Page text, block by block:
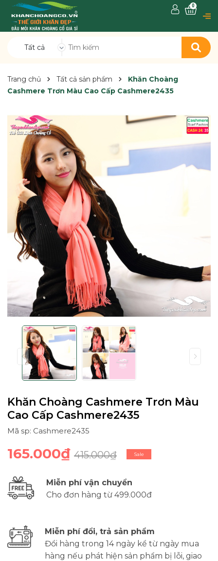
Tất cả
0
Trang chủ Tất cả sản phẩm
Khăn Choàng
Cashmere Trơn Màu Cao Cấp Cashmere2435
Khăn Choàng Cashmere Trơn Màu
Cao Cấp Cashmere2435
Mã sp: Cashmere2435
165.000₫ 415.000₫ Sale
Miễn phí vận chuyển
Cho đơn hàng từ 499.000đ
Miễn phí đổi, trả sản phẩm
Đổi hàng trong 14 ngày kể từ ngày mua
hàng nếu phát hiện sản phẩm bị lỗi, giao